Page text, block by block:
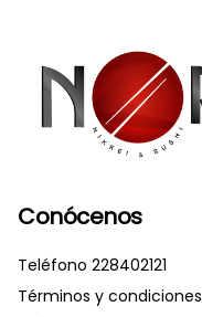
Conócenos
Teléfono 228402121
Términos y condiciones